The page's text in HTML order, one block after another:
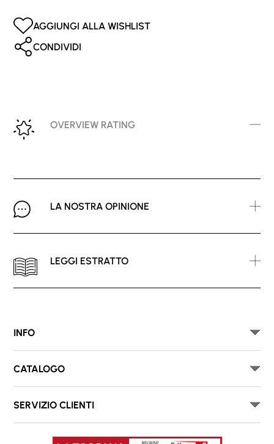
AGGIUNGI ALLA WISHLIST
CONDIVIDI
OVERVIEW RATING
LA NOSTRA OPINIONE
LEGGI ESTRATTO
INFO
CATALOGO
SERVIZIO CLIENTI